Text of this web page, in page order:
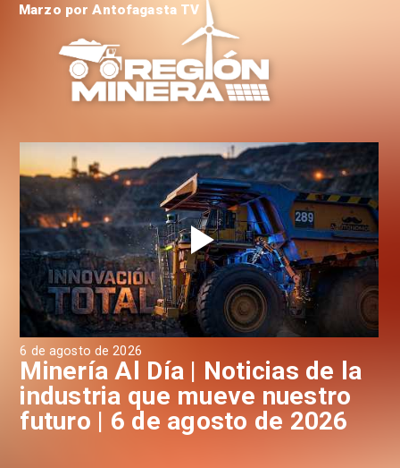
6 de agosto de 2026
Minería Al Día | Noticias de la
industria que mueve nuestro
futuro | 6 de agosto de 2026
Marzo por Antofagasta TV